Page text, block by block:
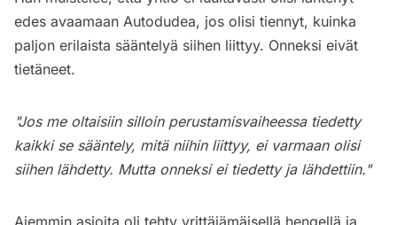
edes avaamaan Autodudea, jos olisi tiennyt, kuinka
paljon erilaista sääntelyä siihen liittyy. Onneksi eivät
tietäneet.
"Jos me oltaisiin silloin perustamisvaiheessa tiedetty
kaikki se sääntely, mitä niihin liittyy, ei varmaan olisi
siihen lähdetty. Mutta onneksi ei tiedetty ja lähdettiin."
Aiemmin asioita oli tehty yrittäjämäisellä hengellä ja